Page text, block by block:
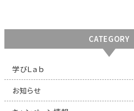
CATEGORY
学びＬａｂ
お知らせ